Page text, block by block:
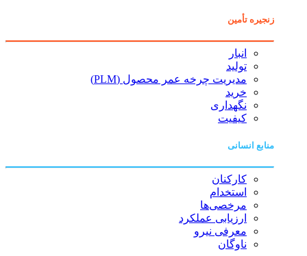
زنجیره تأمین
انبار
تولید
مدیریت چرخه عمر محصول (PLM)
خرید
نگهداری
کیفیت
منابع انسانی
کارکنان
استخدام
مرخصی‌ها
ارزیابی عملکرد
معرفی نیرو
ناوگان